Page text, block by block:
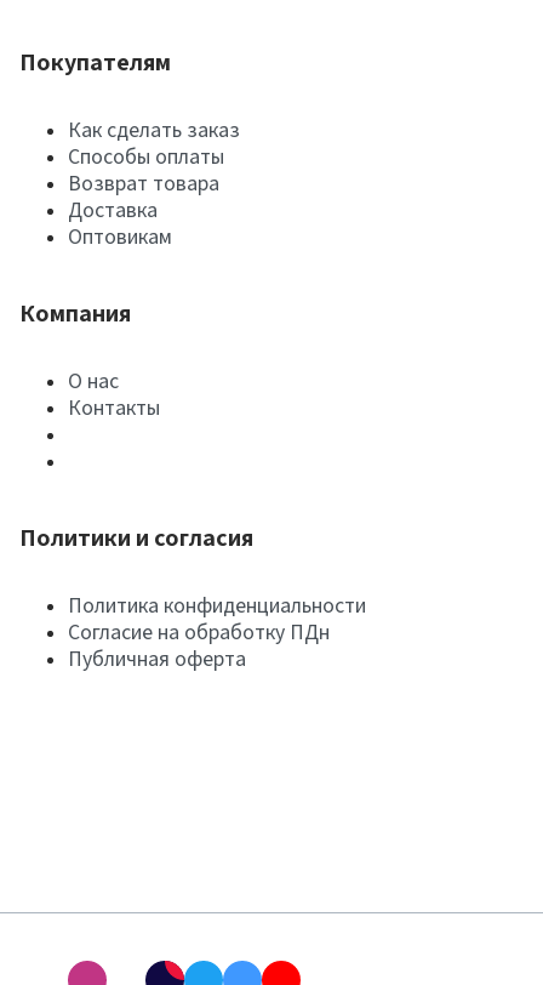
Покупателям
Как сделать заказ
Способы оплаты
Возврат товара
Доставка
Оптовикам
Компания
О нас
Контакты
Политики и согласия
Политика конфиденциальности
Согласие на обработку ПДн
Публичная оферта